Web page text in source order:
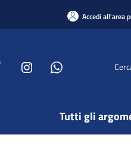
Accedi all'area
Tutti gli